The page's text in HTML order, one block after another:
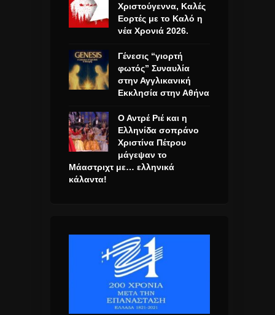
Χριστούγεννα, Καλές
Εορτές με το Καλό η
νέα Χρονιά 2026.
Γένεσις “γιορτή
φωτός” Συναυλία
στην Αγγλικανική
Εκκλησία στην Αθήνα
Ο Αντρέ Ριέ και η
Ελληνίδα σοπράνο
Χριστίνα Πέτρου
μάγεψαν το
Μάαστριχτ με… ελληνικά
κάλαντα!